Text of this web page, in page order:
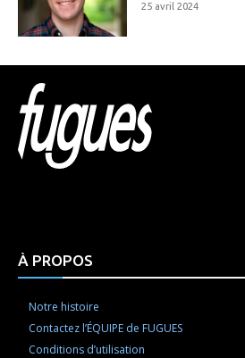
25 avril 2024
À PROPOS
Notre histoire
Contactez l’ÉQUIPE de FUGUES
Conditions d’utilisation